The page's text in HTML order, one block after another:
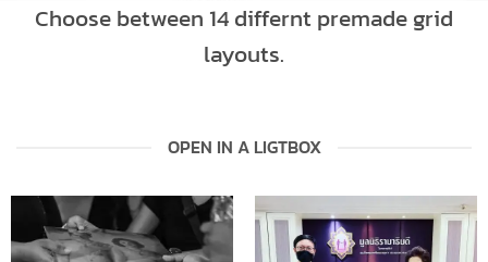
Choose between 14 differnt premade grid
layouts.
OPEN IN A LIGTBOX